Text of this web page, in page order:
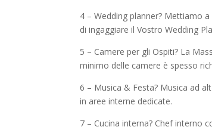
4 – Wedding planner? Mettiamo
di ingaggiare il Vostro Wedding
5 – Camere per gli Ospiti? La
minimo delle camere è spesso
6 – Musica & Festa? Musica ad
in aree interne dedicate.
7 – Cucina interna? Chef interno